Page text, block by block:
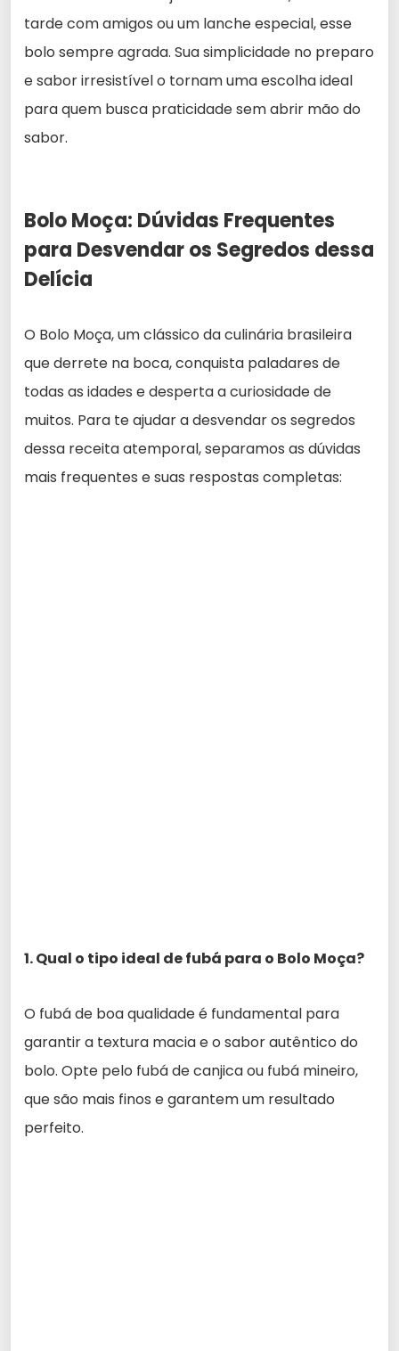
tarde com amigos ou um lanche especial, esse
bolo sempre agrada. Sua simplicidade no preparo
e sabor irresistível o tornam uma escolha ideal
para quem busca praticidade sem abrir mão do
sabor.
Bolo Moça: Dúvidas Frequentes
para Desvendar os Segredos dessa
Delícia
O Bolo Moça, um clássico da culinária brasileira
que derrete na boca, conquista paladares de
todas as idades e desperta a curiosidade de
muitos. Para te ajudar a desvendar os segredos
dessa receita atemporal, separamos as dúvidas
mais frequentes e suas respostas completas:
1. Qual o tipo ideal de fubá para o Bolo Moça?
O fubá de boa qualidade é fundamental para
garantir a textura macia e o sabor autêntico do
bolo. Opte pelo fubá de canjica ou fubá mineiro,
que são mais finos e garantem um resultado
perfeito.